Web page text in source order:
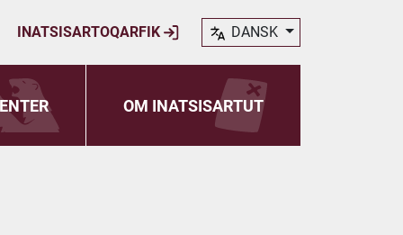
INATSISARTOQARFIK DANSK
OM INATSISARTUT